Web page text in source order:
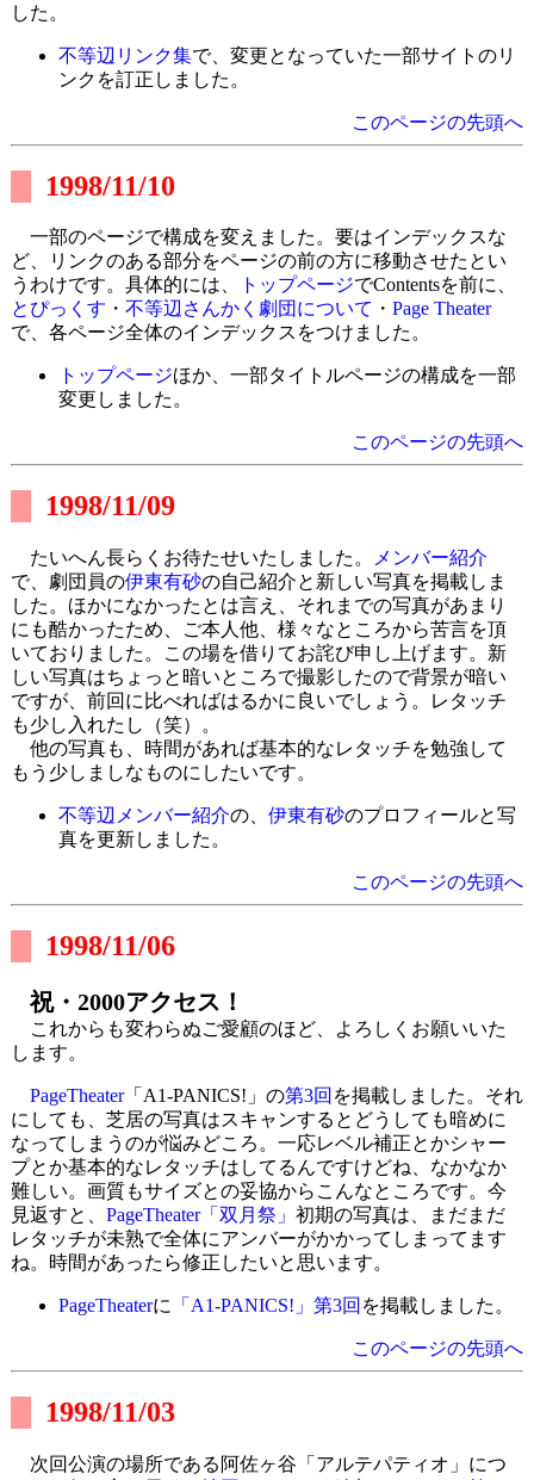
した。
不等辺リンク集で、変更となっていた一部サイトのリ
ンクを訂正しました。
このページの先頭へ
1998/11/10
一部のページで構成を変えました。要はインデックスな
ど、リンクのある部分をページの前の方に移動させたとい
うわけです。具体的には、
トップページでContentsを前に、
とぴっくす ・ 不等辺さんかく劇団について ・ Page Theater
で、各ページ全体のインデックスをつけました。
トップページほか、一部タイトルページの構成を一部
変更しました。
このページの先頭へ
1998/11/09
たいへん長らくお待たせいたしました。
メンバー紹介
で、劇団員の伊東有砂の自己紹介と新しい写真を掲載しま
した。ほかになかったとは言え、それまでの写真があまり
にも酷かったため、ご本人他、様々なところから苦言を頂
いておりました。この場を借りてお詫び申し上げます。新
しい写真はちょっと暗いところで撮影したので背景が暗い
ですが、前回に比べればはるかに良いでしょう。レタッチ
も少し入れたし（笑）。
他の写真も、時間があれば基本的なレタッチを勉強して
もう少しましなものにしたいです。
不等辺メンバー紹介の、 伊東有砂のプロフィールと写
真を更新しました。
このページの先頭へ
1998/11/06
祝・2000アクセス！
これからも変わらぬご愛顧のほど、よろしくお願いいた
します。
PageTheater「A1-PANICS!」の第3回 を掲載しました。それ
にしても、芝居の写真はスキャンするとどうしても暗めに
なってしまうのが悩みどころ。一応レベル補正とかシャー
プとか基本的なレタッチはしてるんですけどね、なかなか
難しい。画質もサイズとの妥協からこんなところです。今
見返すと、 PageTheater「双月祭」 初期の写真は、まだまだ
レタッチが未熟で全体にアンバーがかかってしまってます
ね。時間があったら修正したいと思います。
PageTheaterに 「A1-PANICS!」第3回 を掲載しました。
このページの先頭へ
1998/11/03
次回公演の場所である阿佐ヶ谷「アルテパティオ」につ